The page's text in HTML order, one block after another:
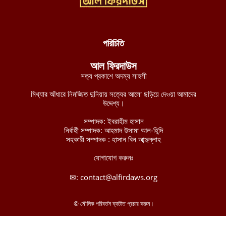
ডান হাতে ভাত খেতে খেতে বাম হাতে নিচ্ছে ঘুষ! ঠাকুরগাঁও জেলা রেজিস্ট্রার
আগস্ট ৫, ২০২৬
চীন-পাকিস্তানের নিরাপত্তা বিষয়ক ভিত্তিহীন অভিযোগ প্রত্যাখ্যান করেছে
ইমারাতে ইসলামিয়া
আশ-শাবাবের নিয়ন্ত্রণে কেন্দ্রীয় হিরান রাজ্যের ৩ শহর: নিহত মোগাদিশু
অজ্ঞাত ক্ষেপণাস্ত্রসদৃশ বস্তুর হামলায় লোহিত সাগরে ডুবে গেল ভারতীয়
জাহাজ
পরিচিতি
আল ফিরদাউস
সত্য প্রকাশে অদম্য সাহসী
মিথ্যার আঁধারে নিমজ্জিত দুনিয়ায় সত্যের আলো ছড়িয়ে দেওয়া আমাদের
উদ্দেশ্য।
সম্পাদক: ইবরাহীম হাসান
নির্বাহী সম্পাদক: আহমাদ উসামা আল-হিন্দি
সহকারী সম্পাদক : হাসান বিন আব্দুল্লাহ
যোগাযোগ করুনঃ
✉: contact@alfirdaws.org
© মৌলিক পরিবর্তন ব্যতীত প্রচার করুন।